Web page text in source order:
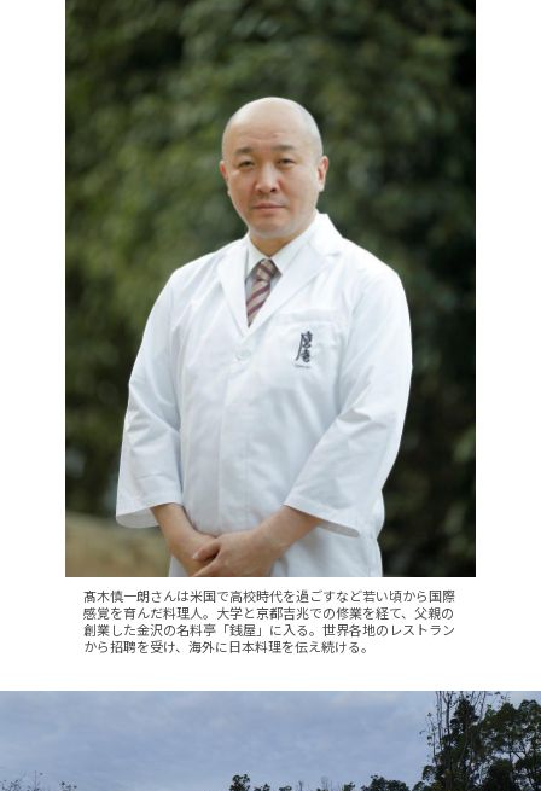
髙木慎一朗さんは米国で高校時代を過ごすなど若い頃から国際
感覚を育んだ料理人。大学と京都吉兆での修業を経て、父親の
創業した金沢の名料亭「銭屋」に入る。世界各地のレストラン
から招聘を受け、海外に日本料理を伝え続ける。